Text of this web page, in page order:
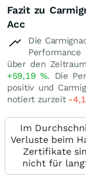
Fazit zu
Acc
Die
über den
+59,19 %. Die
positiv und
notiert zurzeit -
Im
Verluste beim
Zertifikate
nicht für